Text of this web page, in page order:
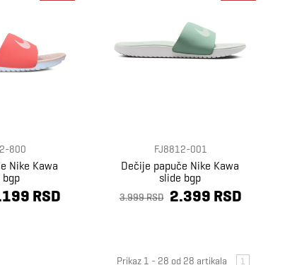
800
Nike Kawa
bgp
RSD
FJ8812-001
Dečije papuče Nike Kawa
slide bgp
3.999 RSD 2.399 RSD
Prikaz 1 - 28 od 28 artikala 1